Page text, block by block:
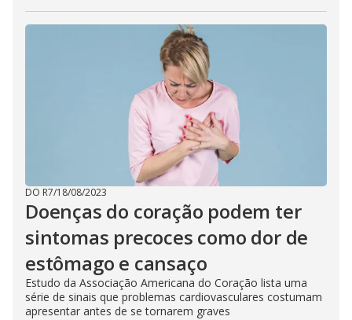
DO R7/18/08/2023
Doenças do coração podem ter
sintomas precoces como dor de
estômago e cansaço
Estudo da Associação Americana do Coração lista uma
série de sinais que problemas cardiovasculares costumam
apresentar antes de se tornarem graves